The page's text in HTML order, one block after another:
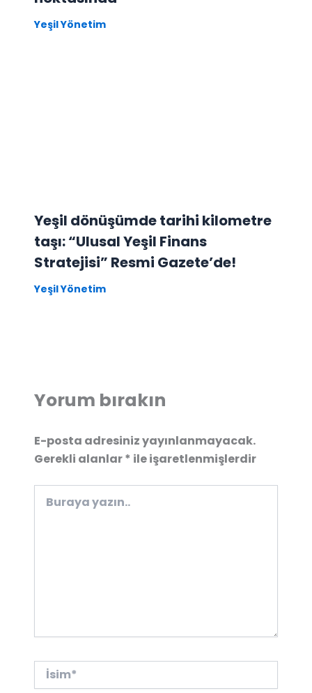
Yeşil Yönetim
Yeşil dönüşümde tarihi kilometre
taşı: “Ulusal Yeşil Finans
Stratejisi” Resmi Gazete’de!
Yeşil Yönetim
Yorum bırakın
E-posta adresiniz yayınlanmayacak.
Gerekli alanlar* ile işaretlenmişlerdir
yazın..
İsim*